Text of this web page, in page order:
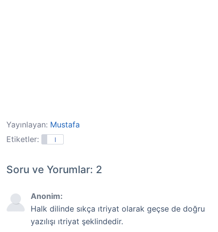
Yayınlayan: Mustafa
Etiketler:
I
Soru ve Yorumlar: 2
Anonim:
Halk dilinde sıkça ıtriyat olarak geçse de doğru
yazılışı ıtriyat şeklindedir.